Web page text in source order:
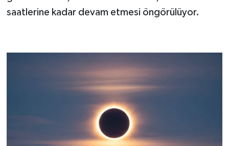
saatlerine kadar devam etmesi öngörülüyor.